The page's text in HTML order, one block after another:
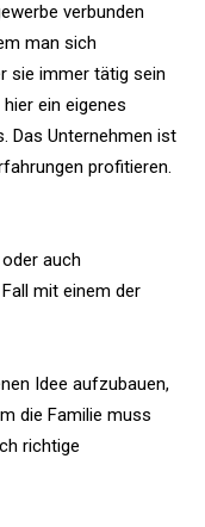
verbunden
man sich
sie immer tätig sein
ein eigenes
Das Unternehmen ist
profitieren.
auch
mit einem der
Idee aufzubauen,
die Familie muss
richtige